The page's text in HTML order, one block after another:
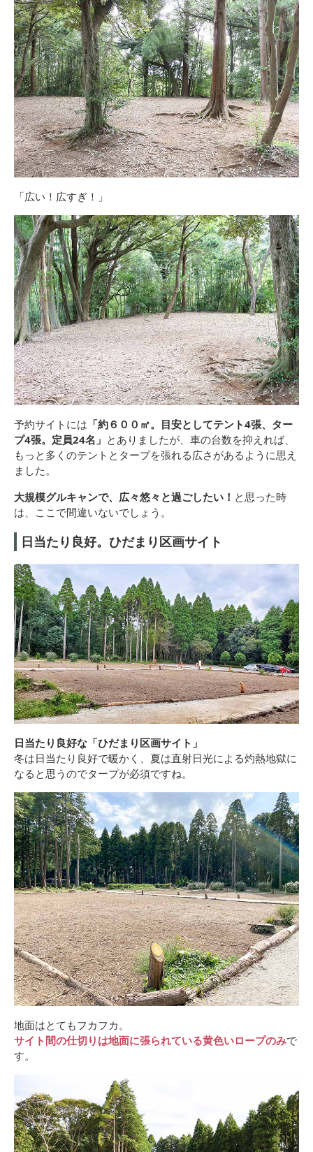
「広い！広すぎ！」
予約サイトには 「約６００㎡。目安としてテント4張、ター
プ4張。定員24名」 とありましたが、車の台数を抑えれば、
もっと多くのテントとタープを張れる広さがあるように思え
ました。
大規模グルキャンで、広々悠々と過ごしたい！ と思った時
は、ここで間違いないでしょう。
日当たり良好。ひだまり区画サイト
日当たり良好な「ひだまり区画サイト」
冬は日当たり良好で暖かく、夏は直射日光による灼熱地獄に
なると思うのでタープが必須ですね。
地面はとてもフカフカ。
サイト間の仕切りは地面に張られている黄色いロープのみで
す。